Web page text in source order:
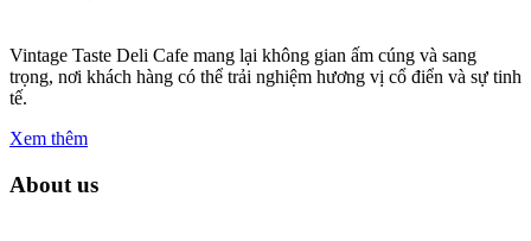
Vintage Taste Deli Cafe mang lại không gian ấm cúng và sang
trọng, nơi khách hàng có thể trải nghiệm hương vị cổ điển và sự tinh
tế.
Xem thêm
About us